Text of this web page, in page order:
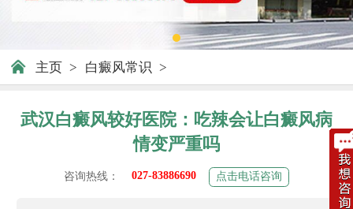
主页 > 白癜风常识 >
武汉白癜风较好医院：吃辣会让白癜风病
情变严重吗
咨询热线： 027-83886690 点击电话咨询